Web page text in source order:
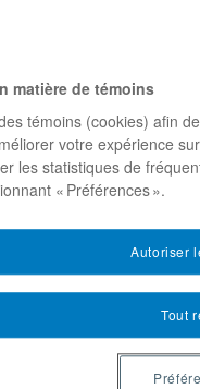
matière de témoins
témoins (cookies) afin
votre expérience
les statistiques de
« Préférences ».
Tout
Autoriser